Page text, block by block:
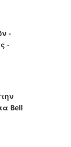
-
-
Bell